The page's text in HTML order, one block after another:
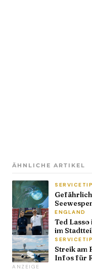
ÄHNLICHE ARTIKEL
ENGLAND
Ted
im
Streik am
Infos für
ANZEIGE